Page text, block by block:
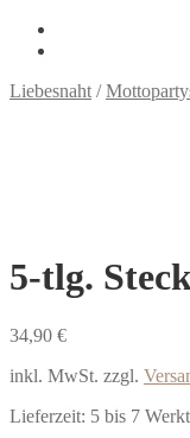
Liebesnaht /
5-tlg.
34,90 €
inkl. MwSt. zzgl.
Lieferzeit: 5 bis 7